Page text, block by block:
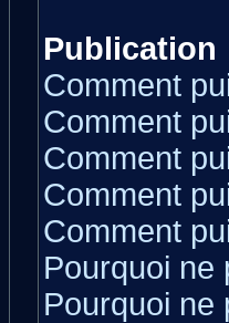
Publication
Comment
Comment
Comment
Comment
Comment
Pourquoi ne
Pourquoi ne